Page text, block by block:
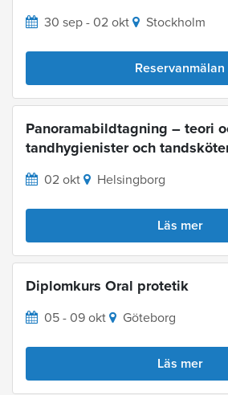
30 sep - 02 okt Stockholm
Reservanmälan
Panoramabildtagning – teori
tandhygienister och
02 okt Helsingborg
Läs mer
Diplomkurs Oral protetik
05 - 09 okt Göteborg
Läs mer